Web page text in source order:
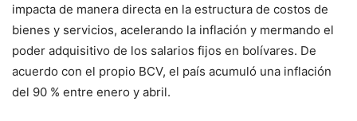
impacta de manera directa en la estructura de costos de
bienes y servicios, acelerando la inflación y mermando el
poder adquisitivo de los salarios fijos en bolívares. De
acuerdo con el propio BCV, el país acumuló una inflación
del 90 % entre enero y abril.